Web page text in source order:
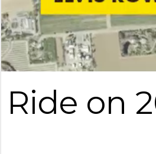
Ride on